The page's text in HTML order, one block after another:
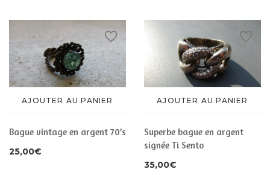
ACCESSOIRES
AJOUTER AU PANIER
Bague vintage en argent 70’s
25,00€
AJOUTER AU PANIER
Superbe bague en argent
signée Ti Sento
35,00€